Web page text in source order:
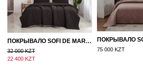
ПОКРЫВАЛО SOFI DE MARKO 160×220 БРОУДИ ЧЕРНО-БЕЖЕВОЕ
32 000 KZT
22 400 KZT
75 000 KZT